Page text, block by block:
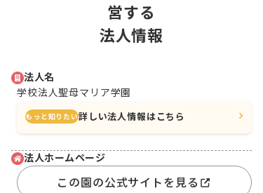
営する
法人情報
法人名
学校法人聖母マリア学園
もっと知りたい詳しい法人情報はこちら
法人ホームページ
この園の公式サイトを見る